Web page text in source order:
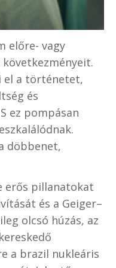
előre- vagy
el a történetet,
és
ez pompásan
döbbenet,
erős pillanatokat
és a Geiger–
olcsó húzás, az
a brazil nukleáris